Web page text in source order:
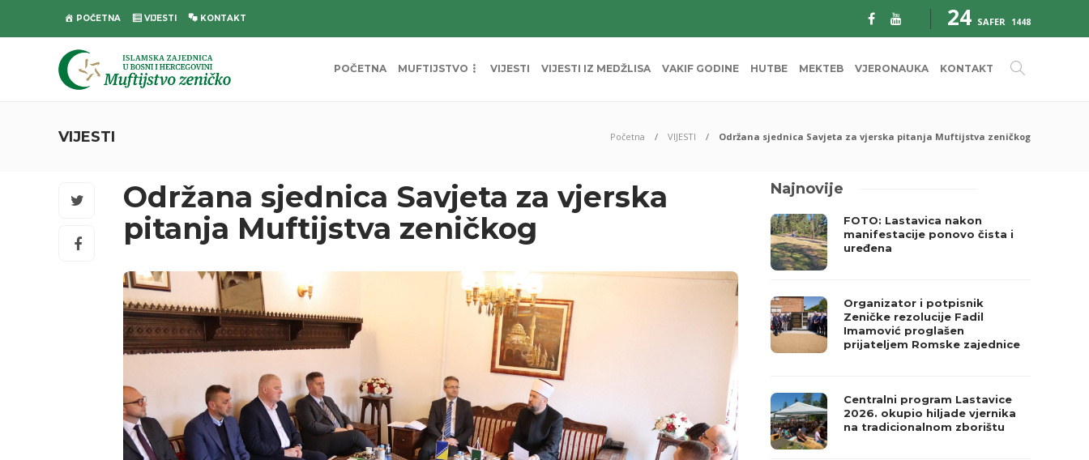
POČETNA VIJESTI KONTAKT 24 SAFER 1448
POČETNA MUFTIJSTVO VIJESTI VIJESTI IZ MEDŽLISA VAKIF GODINE HUTBE MEKTEB VJERONAUKA KONTAKT
VIJESTI Početna VIJESTI Održana sjednica Savjeta za vjerska pitanja Muftijstva zeničkog
Održana sjednica Savjeta za vjerska
pitanja Muftijstva zeničkog
Najnovije
FOTO: Lastavica nakon
manifestacije ponovo čista i
uređena
Organizator i potpisnik
Zeničke rezolucije Fadil
Imamović proglašen
prijateljem Romske zajednice
Centralni program Lastavice
2026. okupio hiljade vjernika
na tradicionalnom zborištu